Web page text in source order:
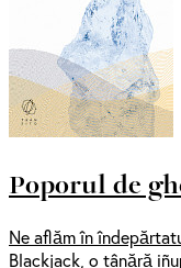
Poporul de
Ne aflăm în
Blackjack, o tânără